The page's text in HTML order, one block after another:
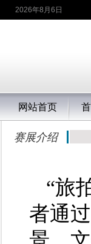
2026年8月6日
网站首页
赛展介绍
“旅
者通